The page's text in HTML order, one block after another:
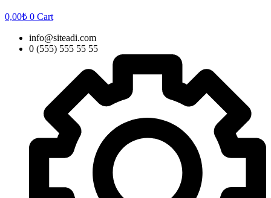
0,00₺ 0 Cart
info@siteadi.com
0 (555) 555 55 55